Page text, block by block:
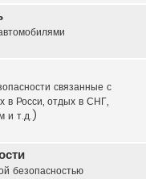
связанные с
в Росси, отдых в СНГ,
и т.д.)
безопасностью